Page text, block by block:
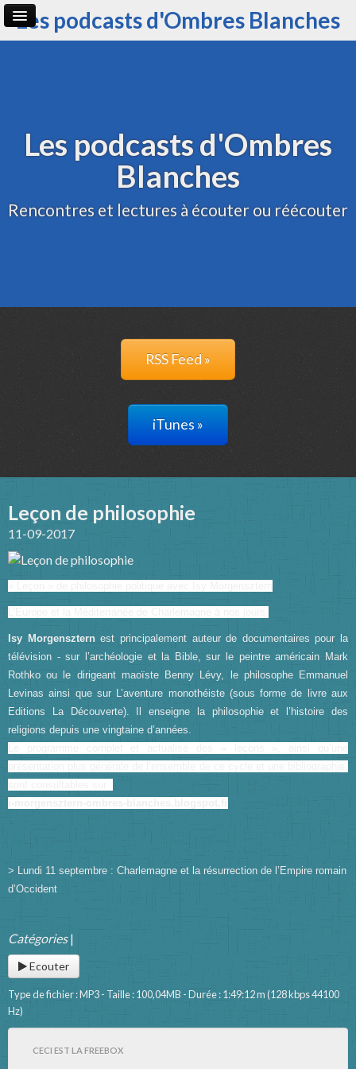
Les podcasts d'Ombres Blanches
Les podcasts d'Ombres
Blanches
Rencontres et lectures à écouter ou réécouter
RSS Feed »
iTunes »
Leçon de philosophie
11-09-2017
Isy Morgenszternest principalement auteur de documentaires pour la
télévision - sur l’archéologie et la Bible, sur le peintre américain Mark
Rothko ou le dirigeant maoïste Benny Lévy, le philosophe Emmanuel
Levinas ainsi que sur L’aventure monothéiste (sous forme de livre aux
Editions La Découverte). Il enseigne la philosophie et l’histoire des
religions depuis une vingtaine d’années.
> Lundi 11 septembre : Charlemagne et la résurrection de l’Empire romain
d’Occident
Catégories|
Ecouter
Type de fichier : MP3 - Taille : 100,04MB - Durée : 1:49:12 m (128 kbps 44100
Hz)
CECI EST LA FREEBOX